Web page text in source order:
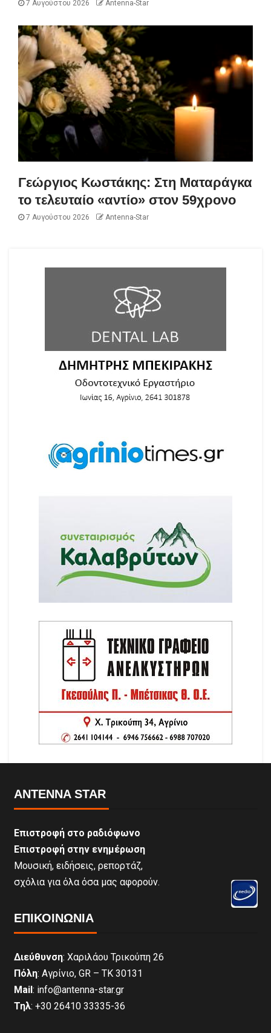
7 Αυγούστου 2026 Antenna-Star
Γεώργιος Κωστάκης: Στη Ματαράγκα
το τελευταίο «αντίο» στον 59χρονο
7 Αυγούστου 2026 Antenna-Star
ANTENNA STAR
Επιστροφή στο ραδιόφωνο
Επιστροφή στην ενημέρωση
Μουσική, ειδήσεις, ρεπορτάζ,
σχόλια για όλα όσα μας αφορούν.
ΕΠΙΚΟΙΝΩΝΊΑ
Διεύθυνση: Χαριλάου Τρικούπη 26
Πόλη: Αγρίνιο, GR – ΤΚ 30131
Mail: info@antenna-star.gr
Τηλ: +30 26410 33335-36